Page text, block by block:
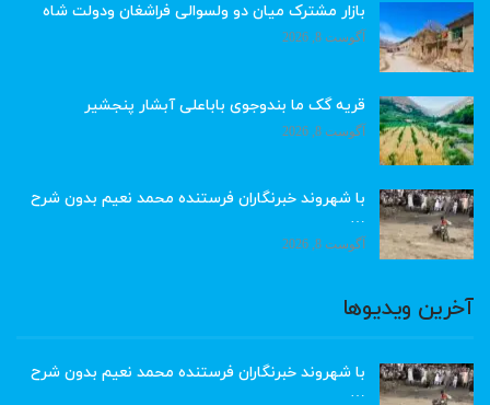
بازار مشترک میان دو ولسوالی فراشغان ودولت شاه
آگوست 8, 2026
قریه گک ما بندوجوی باباعلی آبشار پنجشیر
آگوست 8, 2026
با شهروند خبرنگاران فرستنده محمد نعیم بدون شرح
…
آگوست 8, 2026
آخرین ویدیوها
با شهروند خبرنگاران فرستنده محمد نعیم بدون شرح
…